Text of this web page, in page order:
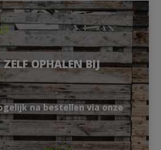
OPHALEN BIJ
na bestellen via onze